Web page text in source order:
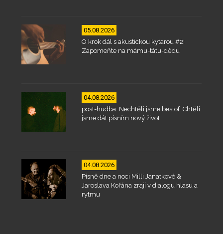
05.08.2026
O krok dál s akustickou kytarou #2:
Zapomeňte na mámu-tátu-dědu
04.08.2026
post-hudba: Nechtěli jsme bestof. Chtěli
jsme dát písním nový život
04.08.2026
Písně dne a noci Milli Janatkové &
Jaroslava Kořána zrají v dialogu hlasu a
rytmu